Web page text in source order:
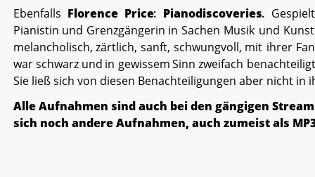
Ebenfalls Florence Price: Pianodiscoveries. Gespielt
Pianistin und Grenzgängerin in Sachen Musik und
melancholisch, zärtlich, sanft, schwungvoll, mit ihrer
warschwarz und in gewissemSinn zweifach
Sie ließ sich von diesen Benachteiligungen aber nicht
Alle Aufnahmen sind auch bei den gängigen
sich noch andere Aufnahmen, auch zumeist als